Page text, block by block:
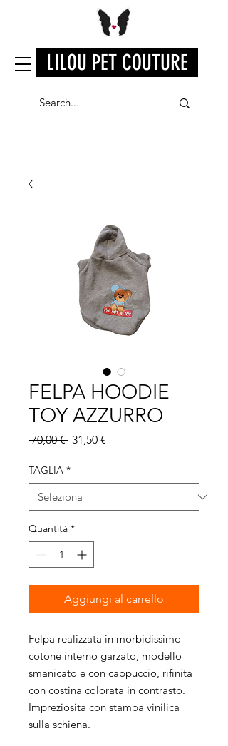
LILOU PET COUTURE
FELPA HOODIE
TOY AZZURRO
70,00 € Prezzo regolare
31,50 €
TAGLIA *
Quantità *
Aggiungi al carrello
Felpa realizzata in morbidissimo
cotone interno garzato, modello
smanicato e con cappuccio, rifinita
con costina colorata in contrasto.
Impreziosita con stampa vinilica
sulla schiena.